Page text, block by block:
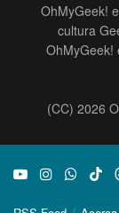
OhMyGeek!
cultura
OhMyGeek!
(CC) 2026